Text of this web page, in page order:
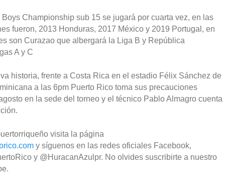
Championship sub 15 se jugará por cuarta vez, en las
fueron, 2013 Honduras, 2017 México y 2019 Portugal, en
son Curazao que albergará la Liga B y República
A y C
historia, frente a Costa Rica en el estadio Félix Sánchez de
a las 6pm Puerto Rico toma sus precauciones
en la sede del torneo y el técnico Pablo Almagro cuenta
visita la página
y síguenos en las redes oficiales Facebook,
y @HuracanAzulpr. No olvides suscribirte a nuestro